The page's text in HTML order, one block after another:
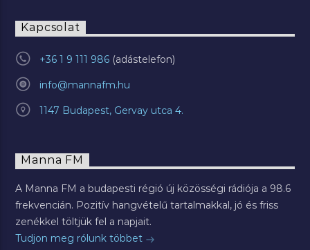
Kapcsolat
+36 1 9 111 986
info@mannafm.hu
1147 Budapest, Gervay utca 4.
Manna FM
A Manna FM a budapesti régió új közösségi rádiója a 98.6
frekvencián. Pozitív hangvételű tartalmakkal, jó és friss
zenékkel töltjük fel a napjait.
Tudjon meg rólunk többet